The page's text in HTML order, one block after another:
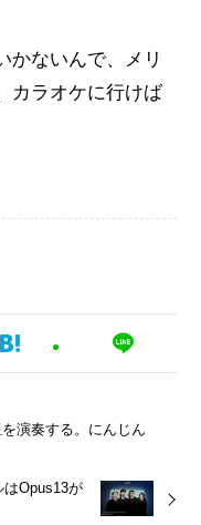
かないんで、メリ
カラオケに行けば
演奏する。にんじん
Opus13が